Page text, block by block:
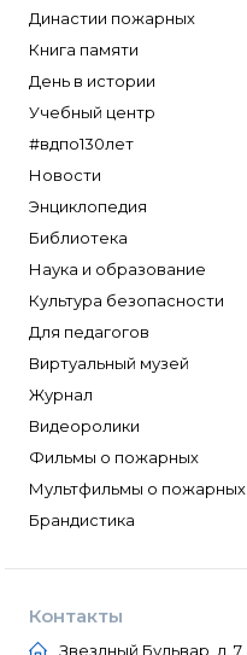
Династии пожарных
Книга памяти
День в истории
Учебный центр
#вдпо130лет
Новости
Энциклопедия
Библиотека
Наука и образование
Культура безопасности
Для педагогов
Виртуальный музей
Журнал
Видеоролики
Фильмы о пожарных
Мультфильмы о пожарных
Брандистика
Контакты
Звездный Бульвар, д. 7